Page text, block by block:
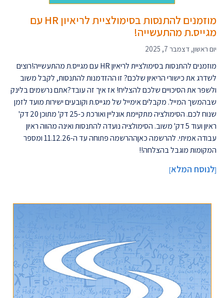
מוזמנים להתנסות בסימולציית לריאיון HR עם
מגייס.ת מהתעשייה!
יום ראשון, דצמבר 7, 2025
מוזמנים להתנסות בסימולציית לריאיון HR עם מגייס.ת מהתעשייה!רוצים
לשדרג את כישורי הריאיון שלכם? זו ההזדמנות להתנסות, לקבל משוב
ולשפר את הסיכויים שלכם להצליח! אז איך זה עובד?אתם נרשמים בלינק
שבהמשך המייל. מקבלים אימייל של מגייס.ת וקובעים ישירות מועד לזמן
שנוח לכם. הסימולציה מתקיימת אונליין ואורכת כ-25 דק' מתוכן 20 דק'
ראיון ועוד 5 דק' משוב. הסימולציה נועדה להתנסות ואינה מהווה ראיון
עבודה אמיתי. להרשמה כאןההרשמה פתוחה עד ה-11.12.26 ומספר
המקומות מוגבל בהצלחה!!
[לנוסח המלא]